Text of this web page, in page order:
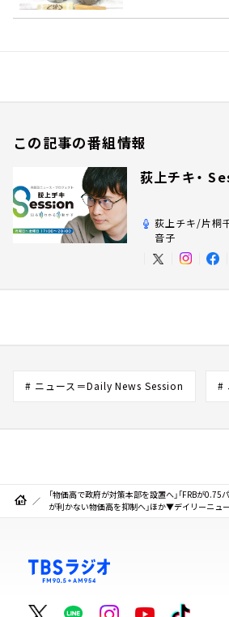
この記事の番組情報
荻上チキ・
荻上チキ/片桐
音子
# ニュース＝Daily News Session #
「物価高で政府が対策本部を設置へ」「FRBが
が利かない物価高を抑制へ」ほか▼デイリーニュ